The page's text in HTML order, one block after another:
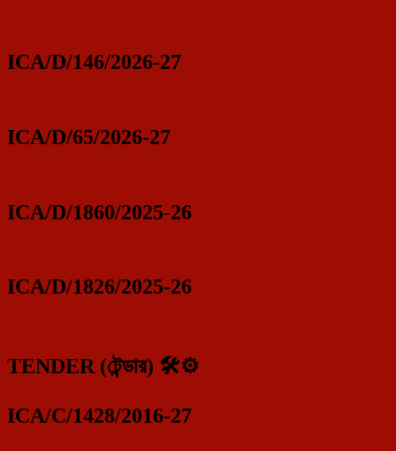
ICA/D/146/2026-27
ICA/D/65/2026-27
ICA/D/1860/2025-26
ICA/D/1826/2025-26
TENDER (টেন্ডার) 🛠️⚙️
ICA/C/1428/2016-27